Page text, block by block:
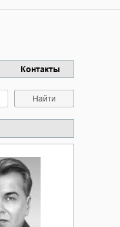
Контакты
Найти